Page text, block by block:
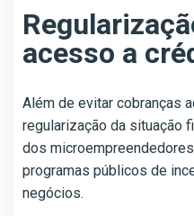
acesso a
Além de evitar cobranças
regularização da situação
dos
programas públicos de
negócios.